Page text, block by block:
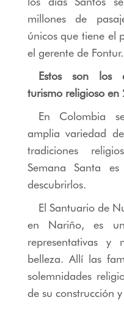
millones de
únicos que tiene el
el gerente de Fontur.
Estos son los
turismo religioso
En Colombia
amplia variedad
tradiciones
Semana Santa
descubrirlos.
El Santuario de
en Nariño, es
representativas
belleza. Allí las
solemnidades
de su construcción